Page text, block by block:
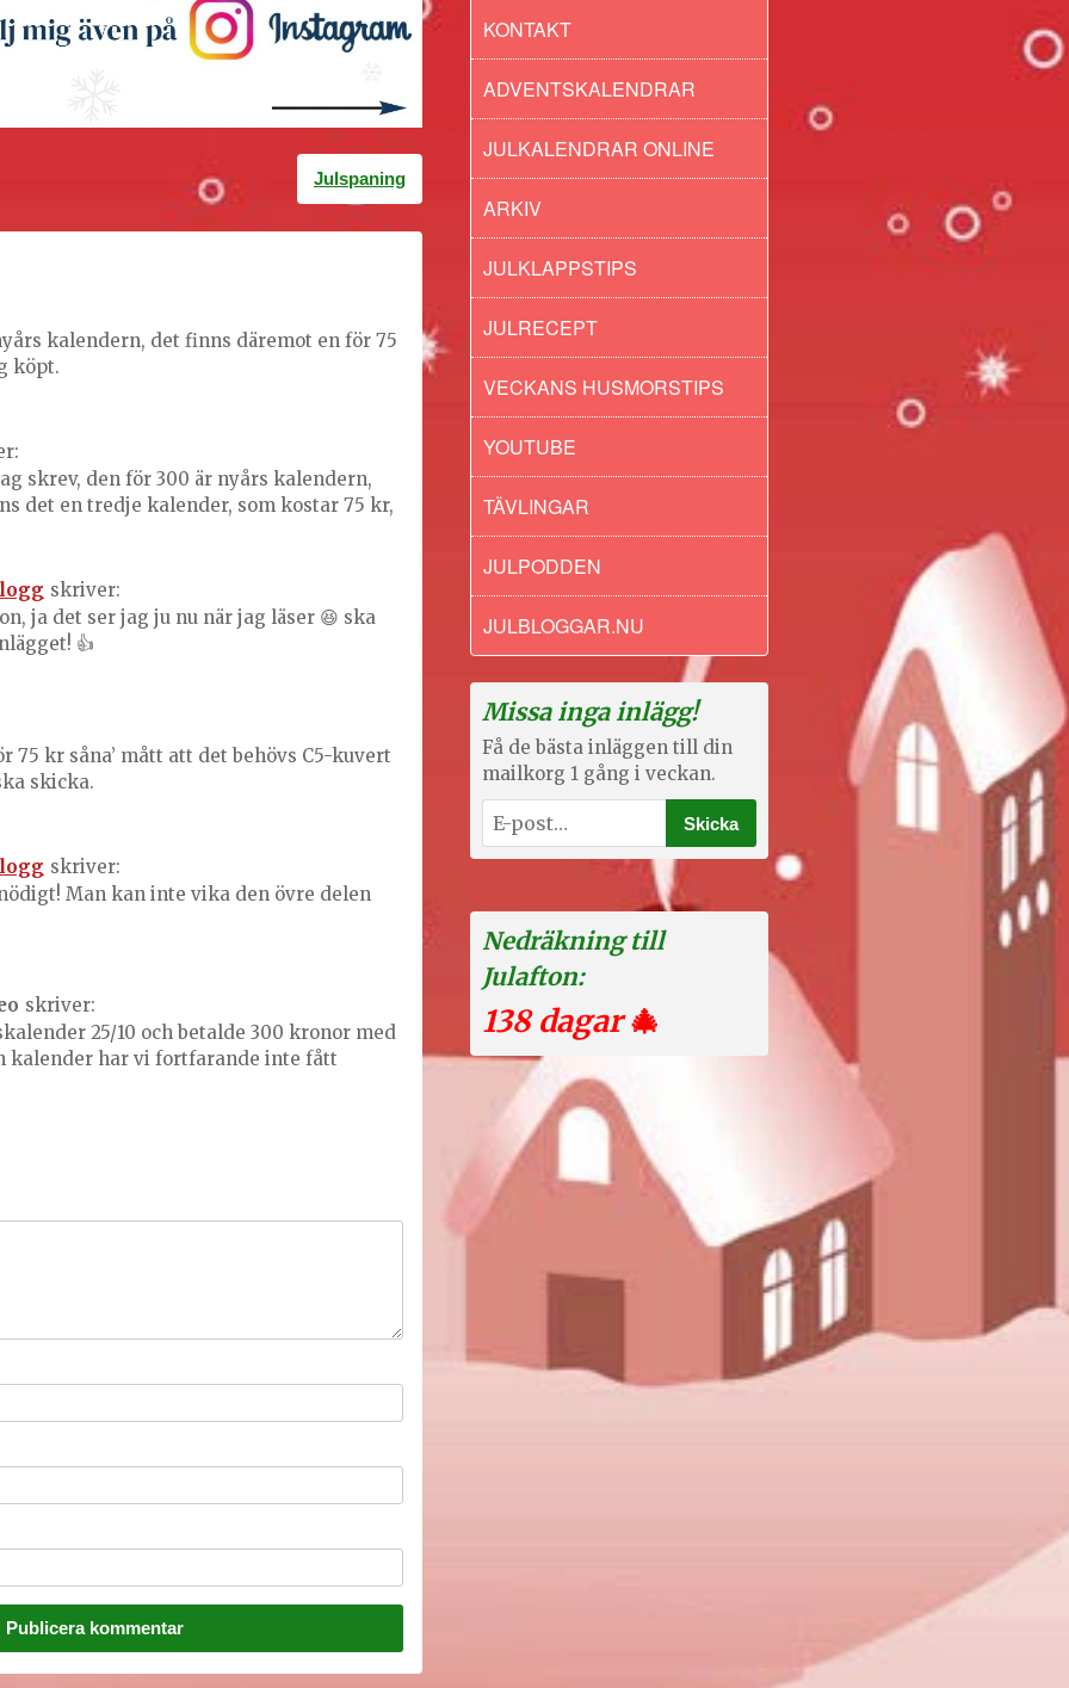
Julspaning
kalendern, det finns däremot en för 75
köpt.
skrev, den för 300 är nyårs kalendern,
det en tredje kalender, som kostar 75 kr,
skriver:
ja det ser jag ju nu när jag läser 😆 ska
👍
75 kr såna’ mått att det behövs C5-kuvert
skicka.
skriver:
Man kan inte vika den övre delen
skriver:
25/10 och betalde 300 kronor med
kalender har vi fortfarande inte fått
KONTAKT
ADVENTSKALENDRAR
JULKALENDRAR ONLINE
ARKIV
JULKLAPPSTIPS
JULRECEPT
VECKANS HUSMORSTIPS
YOUTUBE
TÄVLINGAR
JULPODDEN
JULBLOGGAR.NU
Missa inga inlägg!
Få de bästa inläggen till din
mailkorg 1 gång i veckan.
Nedräkning till
Julafton:
138 dagar🎄